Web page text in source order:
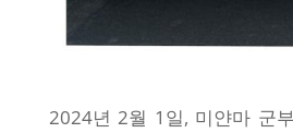
2024년 2월 1일, 미얀마 군